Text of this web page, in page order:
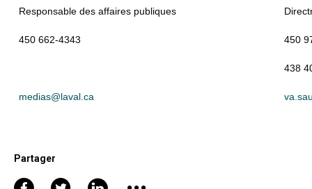
Responsable des affaires publiques
450 662-4343 450
438
medias@laval.ca
Partager